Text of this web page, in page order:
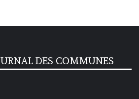
DES COMMUNES